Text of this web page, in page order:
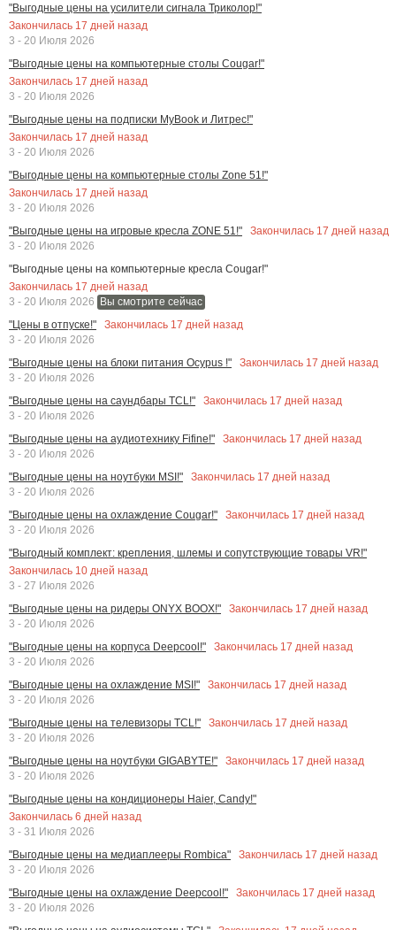
"Выгодные цены на усилители сигнала Триколор!"
Закончилась 17 дней назад
3 - 20 Июля 2026
"Выгодные цены на компьютерные столы Cougar!"
Закончилась 17 дней назад
3 - 20 Июля 2026
"Выгодные цены на подписки MyBook и Литрес!"
Закончилась 17 дней назад
3 - 20 Июля 2026
"Выгодные цены на компьютерные столы Zone 51!"
Закончилась 17 дней назад
3 - 20 Июля 2026
"Выгодные цены на игровые кресла ZONE 51!"
Закончилась 17 дней назад
3 - 20 Июля 2026
"Выгодные цены на компьютерные кресла Cougar!"
Закончилась 17 дней назад
3 - 20 Июля 2026
Вы смотрите сейчас
"Цены в отпуске!"
Закончилась 17 дней назад
3 - 20 Июля 2026
"Выгодные цены на блоки питания Ocypus !"
Закончилась 17 дней назад
3 - 20 Июля 2026
"Выгодные цены на саундбары TCL!"
Закончилась 17 дней назад
3 - 20 Июля 2026
"Выгодные цены на аудиотехнику Fifine!"
Закончилась 17 дней назад
3 - 20 Июля 2026
"Выгодные цены на ноутбуки MSI!"
Закончилась 17 дней назад
3 - 20 Июля 2026
"Выгодные цены на охлаждение Cougar!"
Закончилась 17 дней назад
3 - 20 Июля 2026
"Выгодный комплект: крепления, шлемы и сопутствующие товары VR!"
Закончилась 10 дней назад
3 - 27 Июля 2026
"Выгодные цены на ридеры ONYX BOOX!"
Закончилась 17 дней назад
3 - 20 Июля 2026
"Выгодные цены на корпуса Deepcool!"
Закончилась 17 дней назад
3 - 20 Июля 2026
"Выгодные цены на охлаждение MSI!"
Закончилась 17 дней назад
3 - 20 Июля 2026
"Выгодные цены на телевизоры TCL!"
Закончилась 17 дней назад
3 - 20 Июля 2026
"Выгодные цены на ноутбуки GIGABYTE!"
Закончилась 17 дней назад
3 - 20 Июля 2026
"Выгодные цены на кондиционеры Haier, Candy!"
Закончилась 6 дней назад
3 - 31 Июля 2026
"Выгодные цены на медиаплееры Rombica"
Закончилась 17 дней назад
3 - 20 Июля 2026
"Выгодные цены на охлаждение Deepcool!"
Закончилась 17 дней назад
3 - 20 Июля 2026